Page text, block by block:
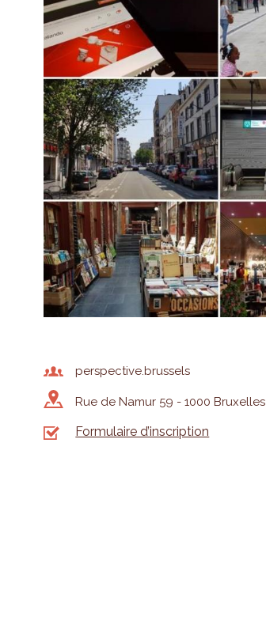
perspective.brussels
Rue de Namur 59 - 1000 Bruxelles
Formulaire d’inscription